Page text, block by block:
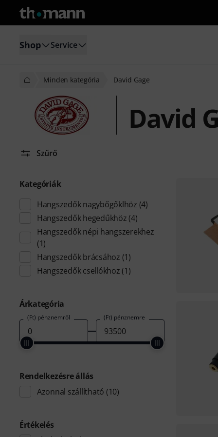
Shop Service
Minden kategória David Gage
David
Szűrő
Kategóriák
Hangszedők nagybőgőklhöz (4)
Hangszedők hegedűkhöz (4)
Hangszedők népi hangszerekhez
(1)
Hangszedők brácsához (1)
Hangszedők csellókhoz (1)
Árkategória
(Ft) pénznemről (Ft) pénznemre
Rendelkezésre állás
Azonnal szállítható (10)
Értékelés